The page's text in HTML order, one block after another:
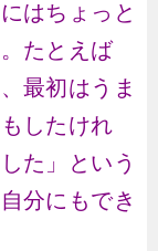
はちょっと
たとえば
最初はうま
したけれ
た」という
分にもでき